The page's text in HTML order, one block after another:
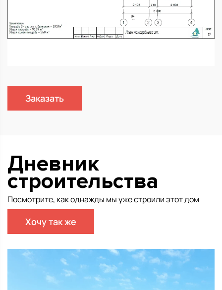
Заказать
Дневник
строительства
Посмотрите, как однажды мы уже строили этот дом
Хочу так же